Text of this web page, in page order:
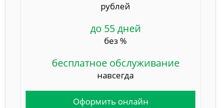
рублей
до 55 дней
без %
бесплатное обслуживание
навсегда
Оформить онлайн